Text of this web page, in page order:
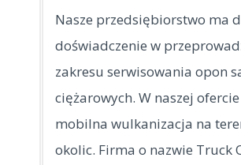
Nasze przedsiębiorstwo ma
doświadczenie w
zakresu serwisowania opon
ciężarowych. W naszej
mobilna wulkanizacja na
okolic. Firma o nazwie Truck